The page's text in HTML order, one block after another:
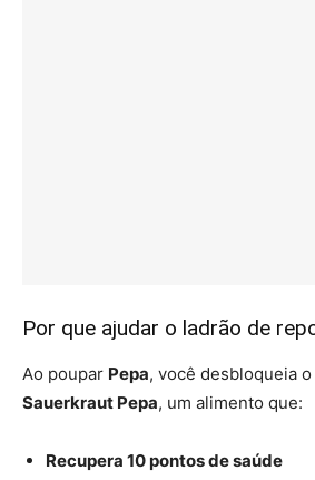
Por que ajudar o ladrão de
Ao poupar Pepa, você desbloqueia
Sauerkraut Pepa, um alimento que:
Recupera 10 pontos de saúde